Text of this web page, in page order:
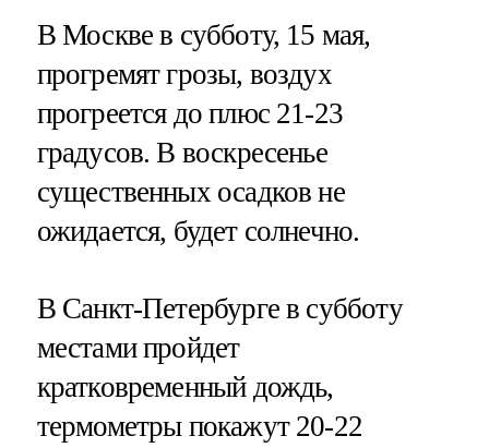
В Москве в субботу, 15 мая,
прогремят грозы, воздух
прогреется до плюс 21-23
градусов. В воскресенье
существенных осадков не
ожидается, будет солнечно.
В Санкт-Петербурге в субботу
местами пройдет
кратковременный дождь,
термометры покажут 20-22